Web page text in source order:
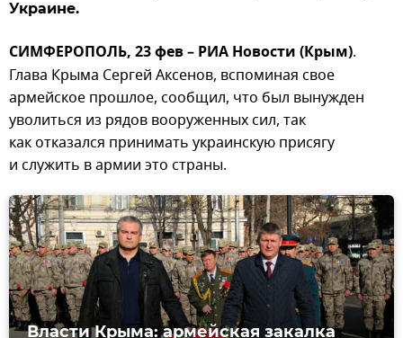
Украине.
СИМФЕРОПОЛЬ, 23 фев – РИА Новости (Крым).
Глава Крыма Сергей Аксенов, вспоминая свое
армейское прошлое, сообщил, что был вынужден
уволиться из рядов вооруженных сил, так
как отказался принимать украинскую присягу
и служить в армии это страны.
Власти Крыма: армейская закалка